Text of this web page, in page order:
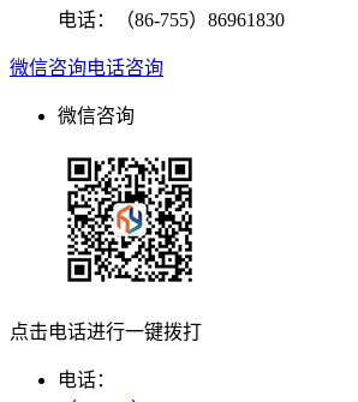
电话： （86-755）86961830
微信咨询电话咨询
微信咨询
点击电话进行一键拨打
电话：